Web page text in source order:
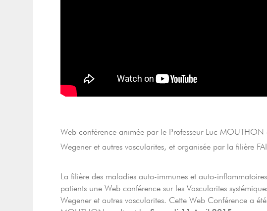
Web conférence animée par le Professeur Luc MOUTHON
Wegener et autres vascularites, et organisée par la filière FAI
La filière des maladies auto-immunes et auto-
patients une Web conférence sur les Vascularites
Wegener et autres vascularites. Cette Web Conférence a